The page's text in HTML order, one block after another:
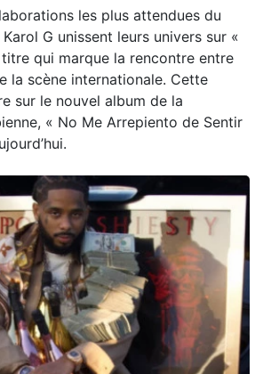
les plus attendues du
G unissent leurs univers sur «
qui marque la rencontre entre
la scène internationale. Cette
sur le nouvel album de la
« No Me Arrepiento de Sentir